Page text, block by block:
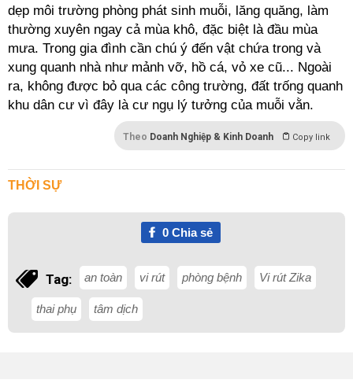
dẹp môi trường phòng phát sinh muỗi, lăng quăng, làm
thường xuyên ngay cả mùa khô, đặc biệt là đầu mùa
mưa. Trong gia đình cần chú ý đến vật chứa trong và
xung quanh nhà như mảnh vỡ, hồ cá, vỏ xe cũ... Ngoài
ra, không được bỏ qua các công trường, đất trống quanh
khu dân cư vì đây là cư ngụ lý tưởng của muỗi vằn.
Theo Doanh Nghiệp & Kinh Doanh Copy link
THỜI SỰ
0Chia sẻ
Tag: an toàn vi rút phòng bệnh Vi rút Zika
thai phụ tâm dịch